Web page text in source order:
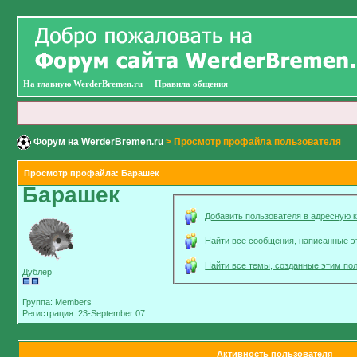
На главную WerderBremen.ru Правила общения
Форум на WerderBremen.ru > Просмотр профайла пользователя
Просмотр профайла: Барашек
Барашек
Дублёр
Группа: Members
Регистрация: 23-September 07
Добавить пользователя в адресную
Найти все сообщения, написанные
Найти все темы, созданные этим
Активность пользователя